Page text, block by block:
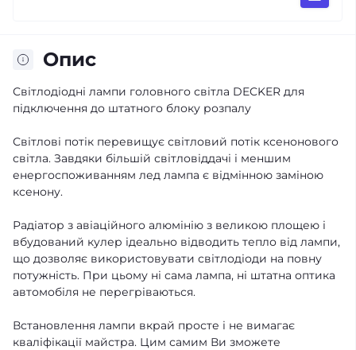
Опис
Світлодіодні лампи головного світла DECKER для
підключення до штатного блоку розпалу
Світлові потік перевищує світловий потік ксенонового
світла. Завдяки більшій світловіддачі і меншим
енергоспоживанням лед лампа є відмінною заміною
ксенону.
Радіатор з авіаційного алюмінію з великою площею і
вбудований кулер ідеально відводить тепло від лампи,
що дозволяє використовувати світлодіоди на повну
потужність. При цьому ні сама лампа, ні штатна оптика
автомобіля не перегріваються.
Встановлення лампи вкрай просте і не вимагає
кваліфікації майстра. Цим самим Ви зможете